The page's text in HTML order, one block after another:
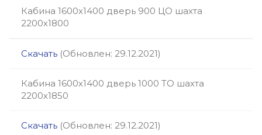
Кабина 1600х1400 дверь 900 ЦО шахта
2200х1800
Скачать (Обновлен: 29.12.2021)
Кабина 1600х1400 дверь 1000 ТО шахта
2200х1850
Скачать (Обновлен: 29.12.2021)